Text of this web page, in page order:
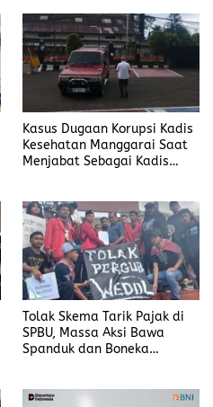
Kasus Dugaan Korupsi Kadis
Kesehatan Manggarai Saat
Menjabat Sebagai Kadis
Tolak Skema Tarik Pajak di
SPBU, Massa Aksi Bawa
Spanduk dan Boneka
Gubernur NTT Melki Laka